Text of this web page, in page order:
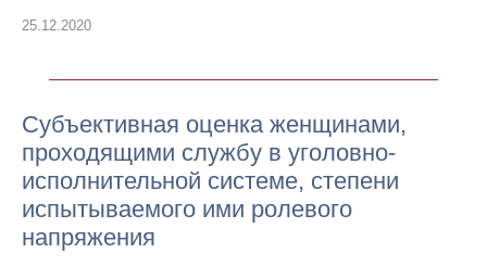
25.12.2020
Cубъективная оценка женщинами,
проходящими службу в уголовно-
исполнительной системе, степени
испытываемого ими ролевого
напряжения